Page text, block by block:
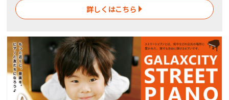
詳しくはこちら